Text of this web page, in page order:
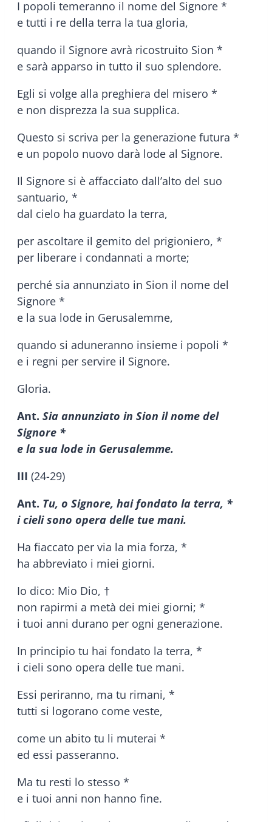
I popoli temeranno il nome del Signore *
e tutti i re della terra la tua gloria,
quando il Signore avrà ricostruito Sion *
e sarà apparso in tutto il suo splendore.
Egli si volge alla preghiera del misero *
e non disprezza la sua supplica.
Questo si scriva per la generazione futura *
e un popolo nuovo darà lode al Signore.
Il Signore si è affacciato dall’alto del suo
santuario, *
dal cielo ha guardato la terra,
per ascoltare il gemito del prigioniero, *
per liberare i condannati a morte;
perché sia annunziato in Sion il nome del
Signore *
e la sua lode in Gerusalemme,
quando si aduneranno insieme i popoli *
e i regni per servire il Signore.
Gloria.
Ant. Sia annunziato in Sion il nome del
Signore *
e la sua lode in Gerusalemme.
III (24-29)
Ant. Tu, o Signore, hai fondato la terra, *
i cieli sono opera delle tue mani.
Ha fiaccato per via la mia forza, *
ha abbreviato i miei giorni.
Io dico: Mio Dio, †
non rapirmi a metà dei miei giorni; *
i tuoi anni durano per ogni generazione.
In principio tu hai fondato la terra, *
i cieli sono opera delle tue mani.
Essi periranno, ma tu rimani, *
tutti si logorano come veste,
come un abito tu li muterai *
ed essi passeranno.
Ma tu resti lo stesso *
e i tuoi anni non hanno fine.